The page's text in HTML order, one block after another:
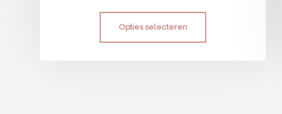
Opties selecteren